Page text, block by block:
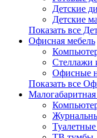
Детские
Детские
Показать все
Офисная мебель
Стеллажи
Офисные
Показать все